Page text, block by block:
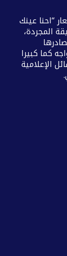
“احنا عينك
المجردة،
كما كبيرا
الإعلامية